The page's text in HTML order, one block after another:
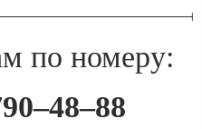
по номеру: